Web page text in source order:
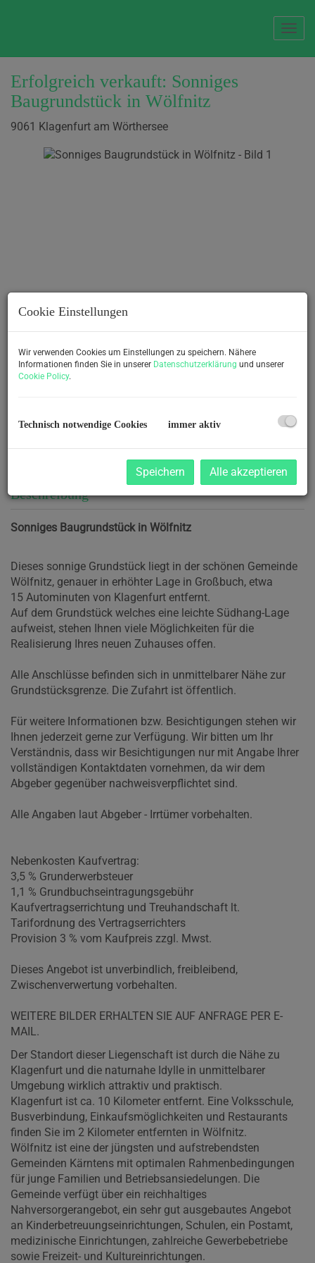
Erfolgreich verkauft: Sonniges
Baugrundstück in Wölfnitz
9061 Klagenfurt am Wörthersee
Beschreibung
Sonniges Baugrundstück in Wölfnitz
Dieses sonnige Grundstück liegt in der schönen Gemeinde
Wölfnitz, genauer in erhöhter Lage in Großbuch, etwa
15 Autominuten von Klagenfurt entfernt.
Auf dem Grundstück welches eine leichte Südhang-Lage
aufweist, stehen Ihnen viele Möglichkeiten für die
Realisierung Ihres neuen Zuhauses offen.
Alle Anschlüsse befinden sich in unmittelbarer Nähe zur
Grundstücksgrenze. Die Zufahrt ist öffentlich.
Für weitere Informationen bzw. Besichtigungen stehen wir
Ihnen jederzeit gerne zur Verfügung. Wir bitten um Ihr
Verständnis, dass wir Besichtigungen nur mit Angabe Ihrer
vollständigen Kontaktdaten vornehmen, da wir dem
Abgeber gegenüber nachweisverpflichtet sind.
Alle Angaben laut Abgeber - Irrtümer vorbehalten.
Nebenkosten Kaufvertrag:
3,5 % Grunderwerbsteuer
1,1 % Grundbuchseintragungsgebühr
Kaufvertragserrichtung und Treuhandschaft lt.
Tarifordnung des Vertragserrichters
Provision 3 % vom Kaufpreis zzgl. Mwst.
Dieses Angebot ist unverbindlich, freibleibend,
Zwischenverwertung vorbehalten.
WEITERE BILDER ERHALTEN SIE AUF ANFRAGE PER E-
MAIL.
Der Standort dieser Liegenschaft ist durch die Nähe zu
Klagenfurt und die naturnahe Idylle in unmittelbarer
Umgebung wirklich attraktiv und praktisch.
Klagenfurt ist ca. 10 Kilometer entfernt. Eine Volksschule,
Busverbindung, Einkaufsmöglichkeiten und Restaurants
finden Sie im 2 Kilometer entfernten in Wölfnitz.
Wölfnitz ist eine der jüngsten und aufstrebendsten
Gemeinden Kärntens mit optimalen Rahmenbedingungen
für junge Familien und Betriebsansiedelungen. Die
Gemeinde verfügt über ein reichhaltiges
Nahversorgerangebot, ein sehr gut ausgebautes Angebot
an Kinderbetreuungseinrichtungen, Schulen, ein Postamt,
medizinische Einrichtungen, zahlreiche Gewerbebetriebe
sowie Freizeit- und Kultureinrichtungen.
Cookie Einstellungen
Wir verwenden Cookies um Einstellungen zu speichern. Nähere
Informationen finden Sie in unserer Datenschutzerklärung und unserer
Cookie Policy.
Technisch notwendige Cookies immer aktiv
Speichern Alle akzeptieren